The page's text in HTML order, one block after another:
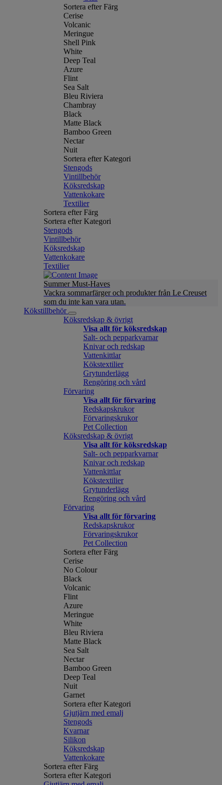
Sortera efter Färg
Cerise
Volcanic
Meringue
Shell Pink
White
Deep Teal
Azure
Flint
Sea Salt
Bleu Riviera
Chambray
Black
Matte Black
Bamboo Green
Nectar
Nuit
Sortera efter Kategori
Stengods
Vintillbehör
Köksredskap
Vattenkokare
Textilier
Sortera efter Färg
Sortera efter Kategori
Stengods
Vintillbehör
Köksredskap
Vattenkokare
Textilier
Summer Must-Haves
Vackra sommarfärger och produkter från Le Creuset
som du inte kan vara utan.
Kökstillbehör
Köksredskap & övrigt
Visa allt för köksredskap
Salt- och pepparkvarnar
Knivar och redskap
Vattenkittlar
Kökstextilier
Grytunderlägg
Rengöring och vård
Förvaring
Visa allt för förvaring
Redskapskrukor
Förvaringskrukor
Pet Collection
Köksredskap & övrigt
Visa allt för köksredskap
Salt- och pepparkvarnar
Knivar och redskap
Vattenkittlar
Kökstextilier
Grytunderlägg
Rengöring och vård
Förvaring
Visa allt för förvaring
Redskapskrukor
Förvaringskrukor
Pet Collection
Sortera efter Färg
Cerise
No Colour
Black
Volcanic
Flint
Azure
Meringue
White
Bleu Riviera
Matte Black
Sea Salt
Nectar
Bamboo Green
Deep Teal
Nuit
Garnet
Sortera efter Kategori
Gjutjärn med emalj
Stengods
Kvarnar
Silikon
Köksredskap
Vattenkokare
Sortera efter Färg
Sortera efter Kategori